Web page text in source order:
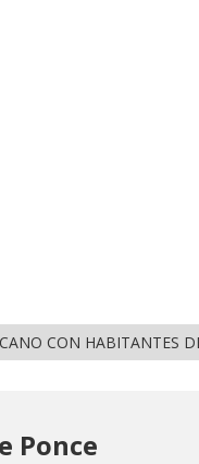
CON HABITANTES
Ponce